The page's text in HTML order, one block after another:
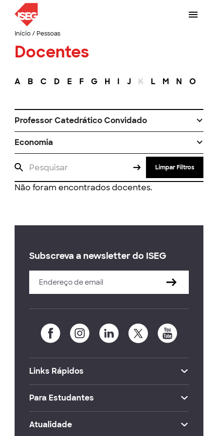
Início/ Pessoas
Docentes
A B C D E F G H I J K L M N O
Professor Catedrático Convidado
Economia
Limpar Filtros
Não foram encontrados docentes.
Subscreva a newsletter do ISEG
Links Rápidos
Para Estudantes
Atualidade